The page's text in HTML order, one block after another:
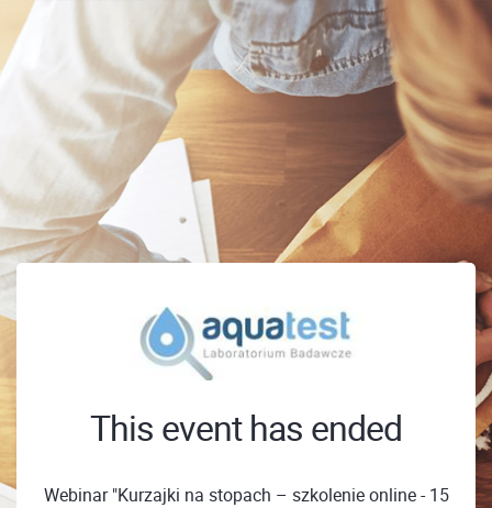
This event has ended
Webinar "Kurzajki na stopach – szkolenie online - 15